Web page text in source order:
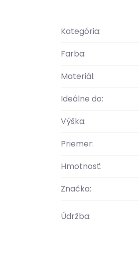
Kategória:
Farba:
Materiál:
Ideálne do:
Výška:
Priemer:
Hmotnosť:
Značka:
Údržba: